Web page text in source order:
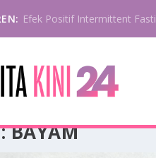
Efek Positif Intermittent
BAYAM